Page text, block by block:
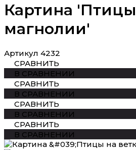
Картина
магнолии'
Артикул 4232
СРАВНИТЬ
В СРАВНЕНИИ
СРАВНИТЬ
В СРАВНЕНИИ
СРАВНИТЬ
В СРАВНЕНИИ
СРАВНИТЬ
В СРАВНЕНИИ